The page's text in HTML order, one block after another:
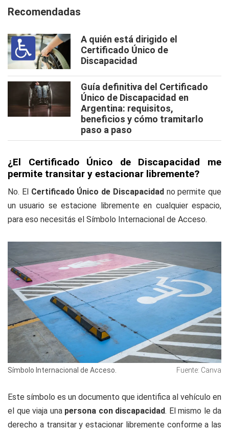
Recomendadas
A quién está dirigido el
Certificado Único de
Discapacidad
Guía definitiva del Certificado
Único de Discapacidad en
Argentina: requisitos,
beneficios y cómo tramitarlo
paso a paso
¿El Certificado Único de Discapacidad me
permite transitar y estacionar libremente?
No. El Certificado Único de Discapacidad no permite que
un usuario se estacione libremente en cualquier espacio,
para eso necesitás el Símbolo Internacional de Acceso.
Símbolo Internacional de Acceso. Fuente: Canva
Este símbolo es un documento que identifica al vehículo en
el que viaja una persona con discapacidad. El mismo le da
derecho a transitar y estacionar libremente conforme a las